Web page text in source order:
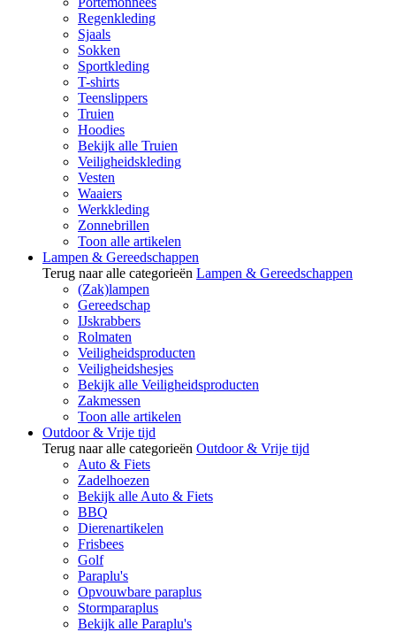
Regenkleding
Sjaals
Sokken
Sportkleding
T-shirts
Teenslippers
Truien
Hoodies
Bekijk alle Truien
Veiligheidskleding
Vesten
Waaiers
Werkkleding
Zonnebrillen
Toon alle artikelen
Lampen & Gereedschappen
Terug naar alle categorieën Lampen & Gereedschappen
(Zak)lampen
Gereedschap
IJskrabbers
Rolmaten
Veiligheidsproducten
Veiligheidshesjes
Bekijk alle Veiligheidsproducten
Zakmessen
Toon alle artikelen
Outdoor & Vrije tijd
Terug naar alle categorieën Outdoor & Vrije tijd
Auto & Fiets
Zadelhoezen
Bekijk alle Auto & Fiets
BBQ
Dierenartikelen
Frisbees
Golf
Paraplu's
Opvouwbare paraplus
Stormparaplus
Bekijk alle Paraplu's